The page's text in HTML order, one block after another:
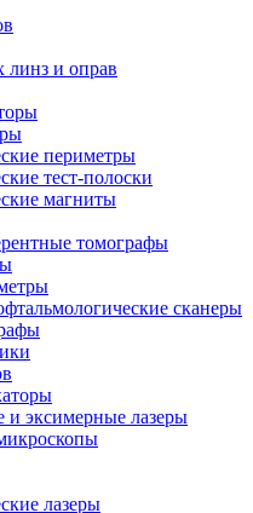
и оправ
периметры
тест-полоски
магниты
томографы
сканеры
и эксимерные лазеры
лазеры